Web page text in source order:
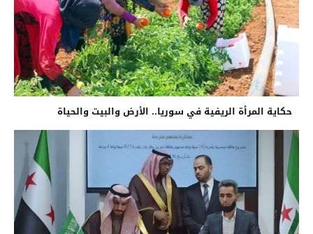
حكاية المرأة الريفية في سوريا.. الأرض والبيت والحياة